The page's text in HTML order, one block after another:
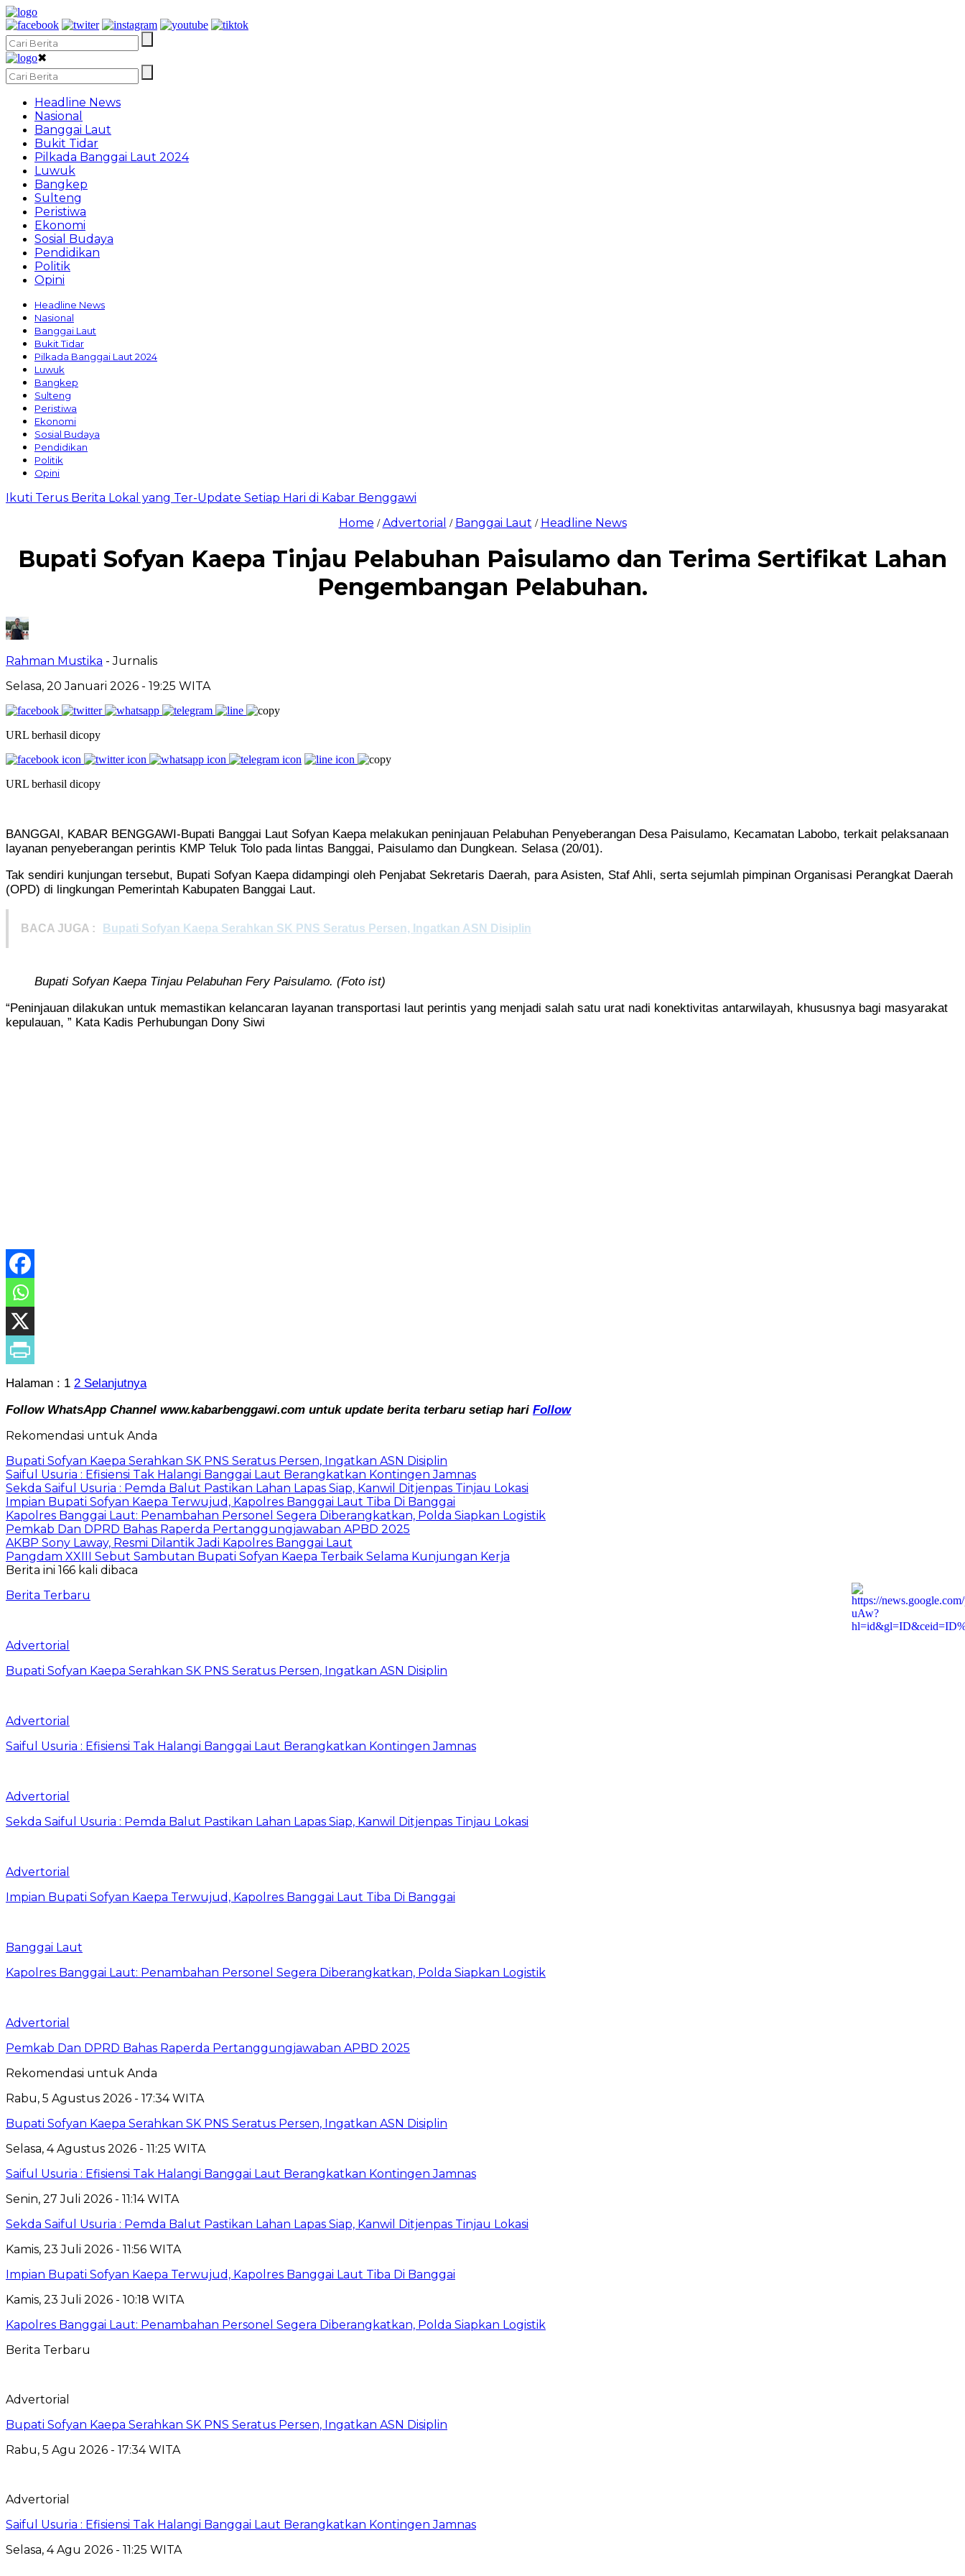
✖
Headline News
Nasional
Banggai Laut
Bukit Tidar
Pilkada Banggai Laut 2024
Luwuk
Bangkep
Sulteng
Peristiwa
Ekonomi
Sosial Budaya
Pendidikan
Politik
Opini
Headline News
Nasional
Banggai Laut
Bukit Tidar
Pilkada Banggai Laut 2024
Luwuk
Bangkep
Sulteng
Peristiwa
Ekonomi
Sosial Budaya
Pendidikan
Politik
Opini
Ikuti Terus Berita Lokal yang Ter-Update Setiap Hari di Kabar Benggawi
Home /Advertorial / Banggai Laut / Headline News
Bupati Sofyan Kaepa Tinjau Pelabuhan Paisulamo dan Terima Sertifikat Lahan
Pengembangan Pelabuhan.
Rahman Mustika - Jurnalis
Selasa, 20 Januari 2026 - 19:25 WITA
URL berhasil dicopy
URL berhasil dicopy
BANGGAI, KABAR BENGGAWI-Bupati Banggai Laut Sofyan Kaepa melakukan peninjauan Pelabuhan Penyeberangan Desa Paisulamo, Kecamatan Labobo, terkait pelaksanaan
layanan penyeberangan perintis KMP Teluk Tolo pada lintas Banggai, Paisulamo dan Dungkean. Selasa (20/01).
Tak sendiri kunjungan tersebut, Bupati Sofyan Kaepa didampingi oleh Penjabat Sekretaris Daerah, para Asisten, Staf Ahli, serta sejumlah pimpinan Organisasi Perangkat Daerah
(OPD) di lingkungan Pemerintah Kabupaten Banggai Laut.
BACA JUGA : Bupati Sofyan Kaepa Serahkan SK PNS Seratus Persen, Ingatkan ASN Disiplin
Bupati Sofyan Kaepa Tinjau Pelabuhan Fery Paisulamo. (Foto ist)
“Peninjauan dilakukan untuk memastikan kelancaran layanan transportasi laut perintis yang menjadi salah satu urat nadi konektivitas antarwilayah, khususnya bagi masyarakat
kepulauan, ” Kata Kadis Perhubungan Dony Siwi
Halaman : 1 2 Selanjutnya
Follow WhatsApp Channel www.kabarbenggawi.com untuk update berita terbaru setiap hari Follow
Rekomendasi untuk Anda
Bupati Sofyan Kaepa Serahkan SK PNS Seratus Persen, Ingatkan ASN Disiplin
Saiful Usuria : Efisiensi Tak Halangi Banggai Laut Berangkatkan Kontingen Jamnas
Sekda Saiful Usuria : Pemda Balut Pastikan Lahan Lapas Siap, Kanwil Ditjenpas Tinjau Lokasi
Impian Bupati Sofyan Kaepa Terwujud, Kapolres Banggai Laut Tiba Di Banggai
Kapolres Banggai Laut: Penambahan Personel Segera Diberangkatkan, Polda Siapkan Logistik
Pemkab Dan DPRD Bahas Raperda Pertanggungjawaban APBD 2025
AKBP Sony Laway, Resmi Dilantik Jadi Kapolres Banggai Laut
Pangdam XXIII Sebut Sambutan Bupati Sofyan Kaepa Terbaik Selama Kunjungan Kerja
Berita ini 166 kali dibaca
Berita Terbaru
Advertorial
Bupati Sofyan Kaepa Serahkan SK PNS Seratus Persen, Ingatkan ASN Disiplin
Advertorial
Saiful Usuria : Efisiensi Tak Halangi Banggai Laut Berangkatkan Kontingen Jamnas
Advertorial
Sekda Saiful Usuria : Pemda Balut Pastikan Lahan Lapas Siap, Kanwil Ditjenpas Tinjau Lokasi
Advertorial
Impian Bupati Sofyan Kaepa Terwujud, Kapolres Banggai Laut Tiba Di Banggai
Banggai Laut
Kapolres Banggai Laut: Penambahan Personel Segera Diberangkatkan, Polda Siapkan Logistik
Advertorial
Pemkab Dan DPRD Bahas Raperda Pertanggungjawaban APBD 2025
Rekomendasi untuk Anda
Rabu, 5 Agustus 2026 - 17:34 WITA
Bupati Sofyan Kaepa Serahkan SK PNS Seratus Persen, Ingatkan ASN Disiplin
Selasa, 4 Agustus 2026 - 11:25 WITA
Saiful Usuria : Efisiensi Tak Halangi Banggai Laut Berangkatkan Kontingen Jamnas
Senin, 27 Juli 2026 - 11:14 WITA
Sekda Saiful Usuria : Pemda Balut Pastikan Lahan Lapas Siap, Kanwil Ditjenpas Tinjau Lokasi
Kamis, 23 Juli 2026 - 11:56 WITA
Impian Bupati Sofyan Kaepa Terwujud, Kapolres Banggai Laut Tiba Di Banggai
Kamis, 23 Juli 2026 - 10:18 WITA
Kapolres Banggai Laut: Penambahan Personel Segera Diberangkatkan, Polda Siapkan Logistik
Berita Terbaru
Advertorial
Bupati Sofyan Kaepa Serahkan SK PNS Seratus Persen, Ingatkan ASN Disiplin
Rabu, 5 Agu 2026 - 17:34 WITA
Advertorial
Saiful Usuria : Efisiensi Tak Halangi Banggai Laut Berangkatkan Kontingen Jamnas
Selasa, 4 Agu 2026 - 11:25 WITA